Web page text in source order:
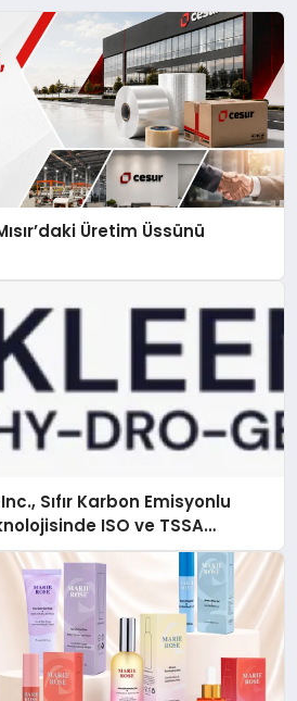
Üretim Üssünü
Sıfır Karbon Emisyonlu
ISO ve TSSA
Aldı